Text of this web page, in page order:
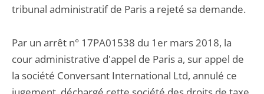
tribunal administratif de Paris a rejeté sa demande.
Par un arrêt n° 17PA01538 du 1er mars 2018, la
cour administrative d'appel de Paris a, sur appel de
la société Conversant International Ltd, annulé ce